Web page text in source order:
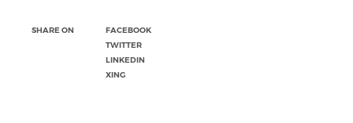
SHARE ON
FACEBOOK
TWITTER
LINKEDIN
XING